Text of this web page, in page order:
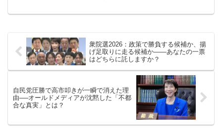
衆院選2026：政策で勝負する候補か、揚
げ足取りに走る候補か――あなたの一票
はどちらに託しますか？
自民党圧勝で高市叩きが一瞬で消えた理
由──オールドメディアが沈黙した「不都
合な真実」とは？